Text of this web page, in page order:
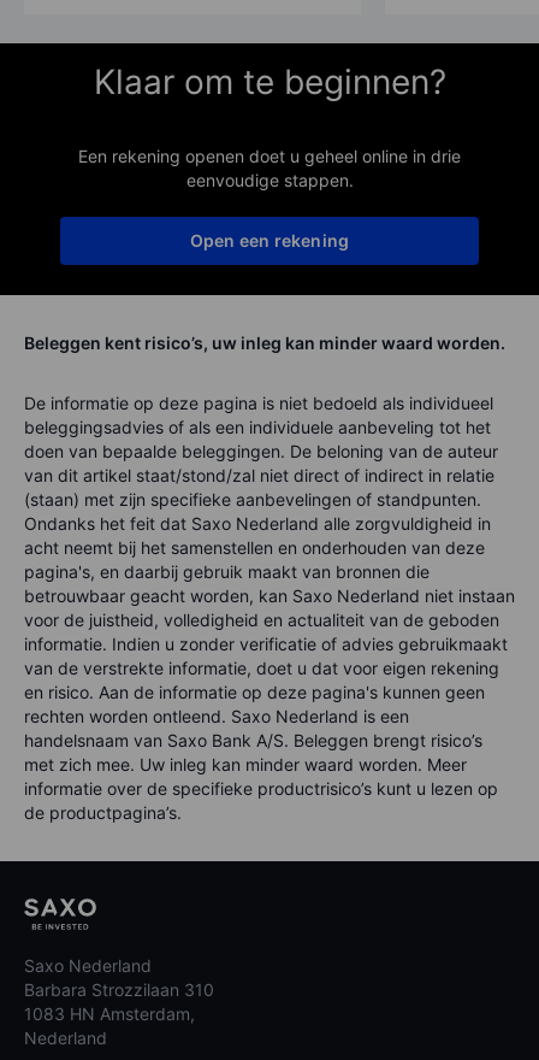
Klaar om te beginnen?
Een rekening openen doet u geheel online in drie
eenvoudige stappen.
Open een rekening
Beleggen kent risico’s, uw inleg kan minder waard worden.
De informatie op deze pagina is niet bedoeld als individueel
beleggingsadvies of als een individuele aanbeveling tot het
doen van bepaalde beleggingen. De beloning van de auteur
van dit artikel staat/stond/zal niet direct of indirect in relatie
(staan) met zijn specifieke aanbevelingen of standpunten.
Ondanks het feit dat Saxo Nederland alle zorgvuldigheid in
acht neemt bij het samenstellen en onderhouden van deze
pagina's, en daarbij gebruik maakt van bronnen die
betrouwbaar geacht worden, kan Saxo Nederland niet instaan
voor de juistheid, volledigheid en actualiteit van de geboden
informatie. Indien u zonder verificatie of advies gebruikmaakt
van de verstrekte informatie, doet u dat voor eigen rekening
en risico. Aan de informatie op deze pagina's kunnen geen
rechten worden ontleend. Saxo Nederland is een
handelsnaam van Saxo Bank A/S. Beleggen brengt risico’s
met zich mee. Uw inleg kan minder waard worden. Meer
informatie over de specifieke productrisico’s kunt u lezen op
de productpagina’s.
Saxo Nederland
Barbara Strozzilaan 310
1083 HN Amsterdam,
Nederland